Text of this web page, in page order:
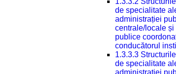
de specialitate
administrației
centrale/locale
publice
conducătorul
1.3.3.3
de specialitate
administrației